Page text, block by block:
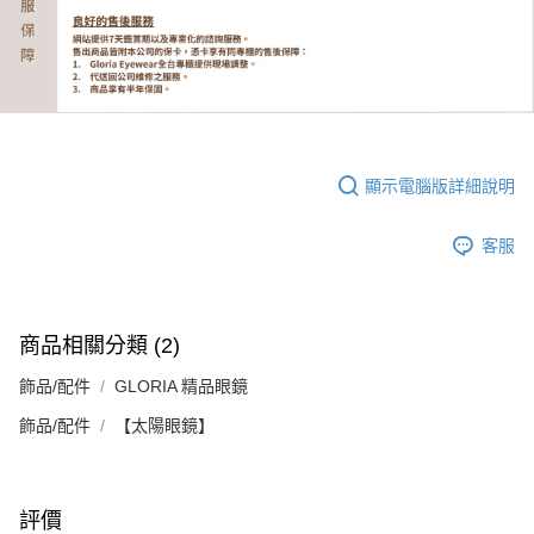
顯示電腦版詳細說明
客服
商品相關分類 (2)
飾品/配件 GLORIA 精品眼鏡
飾品/配件 【太陽眼鏡】
評價